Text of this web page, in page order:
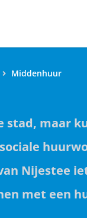
Middenhuur
stad, maar
Nijestee
met een